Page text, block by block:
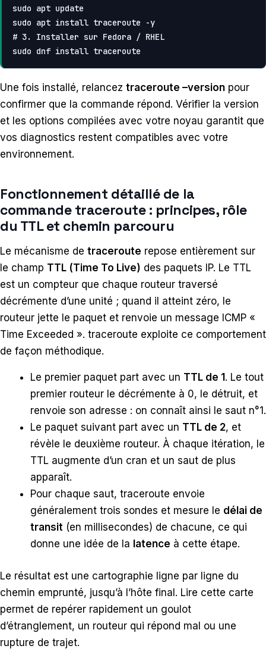
sudo apt update
# 3. Installer sur Fedora / RHEL
sudo dnf install traceroute
Une fois installé, relancez traceroute –version pour
confirmer que la commande répond. Vérifier la version
et les options compilées avec votre noyau garantit que
vos diagnostics restent compatibles avec votre
environnement.
Fonctionnement détaillé de la
commande traceroute : principes, rôle
du TTL et chemin parcouru
Le mécanisme de traceroute repose entièrement sur
le champ TTL (Time To Live) des paquets IP. Le TTL
est un compteur que chaque routeur traversé
décrémente d’une unité ; quand il atteint zéro, le
routeur jette le paquet et renvoie un message ICMP «
Time Exceeded ». traceroute exploite ce comportement
de façon méthodique.
Le premier paquet part avec un TTL de 1 . Le tout
premier routeur le décrémente à 0, le détruit, et
renvoie son adresse : on connaît ainsi le saut n°1.
Le paquet suivant part avec un TTL de 2, et
révèle le deuxième routeur. À chaque itération, le
TTL augmente d’un cran et un saut de plus
apparaît.
Pour chaque saut, traceroute envoie
généralement trois sondes et mesure le délai de
transit (en millisecondes) de chacune, ce qui
donne une idée de la latence à cette étape.
Le résultat est une cartographie ligne par ligne du
chemin emprunté, jusqu’à l’hôte final. Lire cette carte
permet de repérer rapidement un goulot
d’étranglement, un routeur qui répond mal ou une
rupture de trajet.